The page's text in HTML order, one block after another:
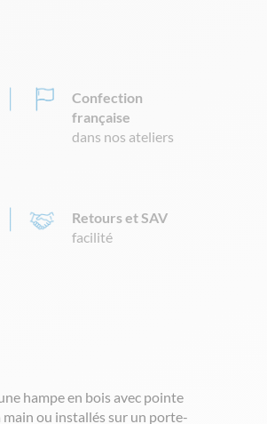
Confection
française
dans nos ateliers
Retours et SAV
facilité
hampe en bois avec pointe
ou installés sur un porte-